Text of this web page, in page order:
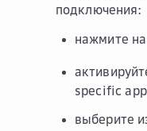
подключения:
нажмите на
specific
выберите